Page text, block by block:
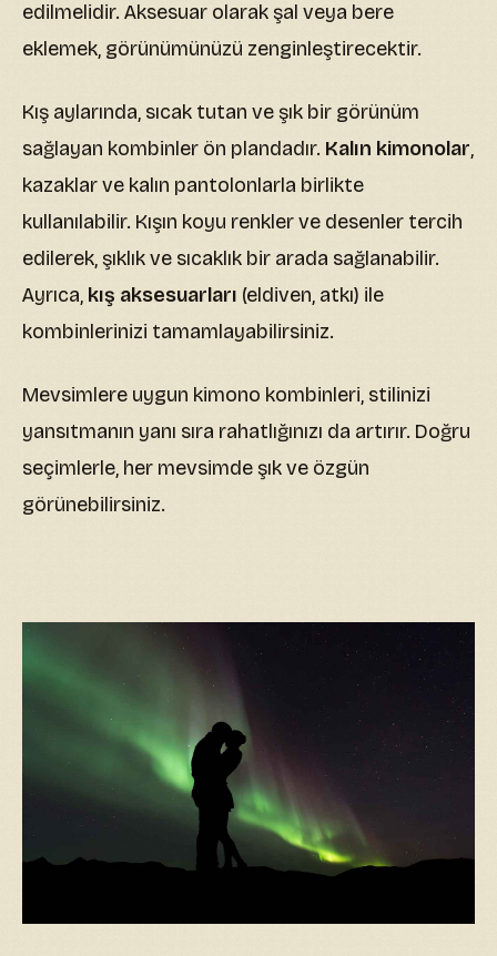
edilmelidir. Aksesuar olarak şal veya bere
eklemek, görünümünüzü zenginleştirecektir.
Kış aylarında, sıcak tutan ve şık bir görünüm
sağlayan kombinler ön plandadır. Kalın kimonolar,
kazaklar ve kalın pantolonlarla birlikte
kullanılabilir. Kışın koyu renkler ve desenler tercih
edilerek, şıklık ve sıcaklık bir arada sağlanabilir.
Ayrıca, kış aksesuarları (eldiven, atkı) ile
kombinlerinizi tamamlayabilirsiniz.
Mevsimlere uygun kimono kombinleri, stilinizi
yansıtmanın yanı sıra rahatlığınızı da artırır. Doğru
seçimlerle, her mevsimde şık ve özgün
görünebilirsiniz.